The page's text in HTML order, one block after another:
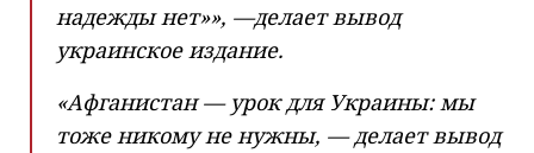
надежды нет»», —делает вывод
украинское издание.
«Афганистан — урок для Украины: мы
тоже никому не нужны, — делает вывод